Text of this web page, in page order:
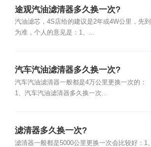
途观汽油滤清器多久换一次?
汽油滤芯，4S店给的建议是2年或4W公里，先到
为准，个人的意见是：1、...
汽车汽油滤清器多久换一次?
汽车汽油滤清器一般都是4万公里更换一次的：
1、汽车汽油滤清器多久换一次...
滤清器多久换一次?
滤清器一般都是5000公里更换一次会比较好：1、